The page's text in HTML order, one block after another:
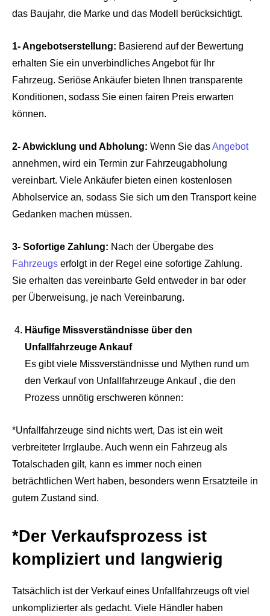
das Baujahr, die Marke und das Modell berücksichtigt.
1- Angebotserstellung: Basierend auf der Bewertung
erhalten Sie ein unverbindliches Angebot für Ihr
Fahrzeug. Seriöse Ankäufer bieten Ihnen transparente
Konditionen, sodass Sie einen fairen Preis erwarten
können.
2- Abwicklung und Abholung: Wenn Sie dasAngebot
annehmen, wird ein Termin zur Fahrzeugabholung
vereinbart. Viele Ankäufer bieten einen kostenlosen
Abholservice an, sodass Sie sich um den Transport keine
Gedanken machen müssen.
3- Sofortige Zahlung: Nach der Übergabe des
Fahrzeugs erfolgt in der Regel eine sofortige Zahlung.
Sie erhalten das vereinbarte Geld entweder in bar oder
per Überweisung, je nach Vereinbarung.
Häufige Missverständnisse über den
Unfallfahrzeuge Ankauf
Es gibt viele Missverständnisse und Mythen rund um
den Verkauf von Unfallfahrzeuge Ankauf , die den
Prozess unnötig erschweren können:
*Unfallfahrzeuge sind nichts wert, Das ist ein weit
verbreiteter Irrglaube. Auch wenn ein Fahrzeug als
Totalschaden gilt, kann es immer noch einen
beträchtlichen Wert haben, besonders wenn Ersatzteile in
gutem Zustand sind.
*Der Verkaufsprozess ist
kompliziert und langwierig
Tatsächlich ist der Verkauf eines Unfallfahrzeugs oft viel
unkomplizierter als gedacht. Viele Händler haben